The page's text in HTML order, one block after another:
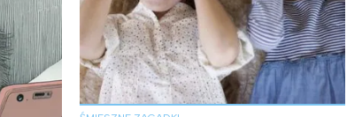
Śląsk
Kraków
Południe
Północ